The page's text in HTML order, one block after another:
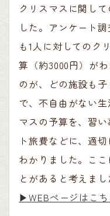
クリスマスに関し
した。アンケート
も1人に対してのク
算（約3000円）が
のが、どの施設も
で、不自由がない
マスの予算を、習
ト旅費などに、適
わかりました。こ
とがあると考えまし
▶︎WEBページはこち